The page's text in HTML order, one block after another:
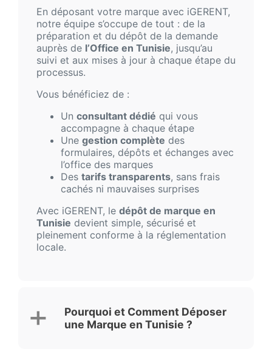
En déposant votre marque avec iGERENT,
notre équipe s’occupe de tout : de la
préparation et du dépôt de la demande
auprès de l’Office en Tunisie, jusqu’au
suivi et aux mises à jour à chaque étape du
processus.
Vous bénéficiez de :
Un consultant dédié qui vous
accompagne à chaque étape
Une gestion complète des
formulaires, dépôts et échanges avec
l’office des marques
Des tarifs transparents, sans frais
cachés ni mauvaises surprises
Avec iGERENT, le dépôt de marque en
Tunisie devient simple, sécurisé et
pleinement conforme à la réglementation
locale.
Pourquoi et Comment Déposer
une Marque en Tunisie ?